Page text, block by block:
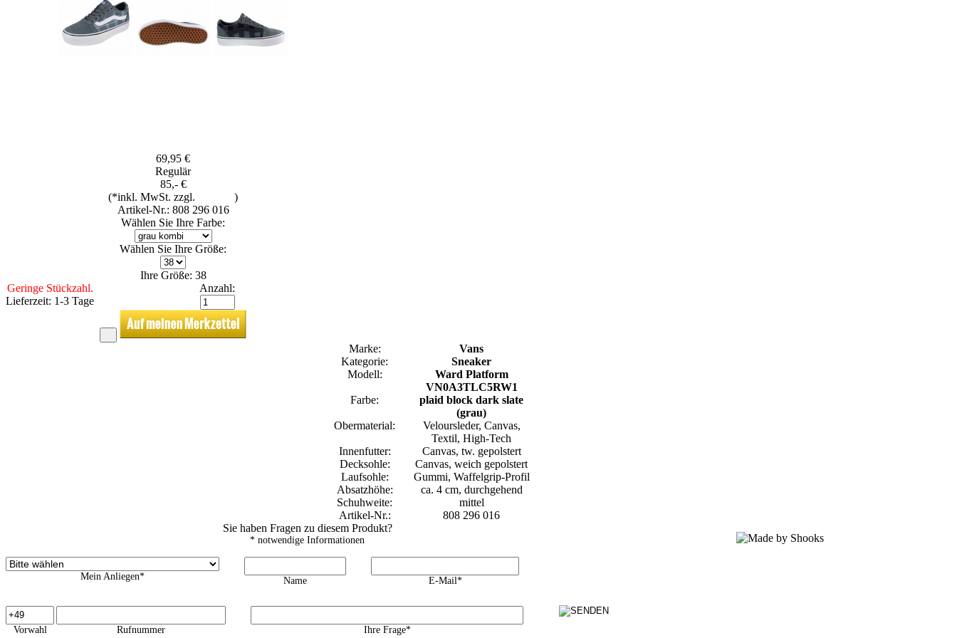
69,95 €
Regulär
85,- €
(*inkl. MwSt. zzgl.
)
Artikel-Nr.: 808 296 016
Wählen Sie Ihre Farbe:
Wählen Sie Ihre Größe:
Ihre Größe: 38
Geringe Stückzahl.
Lieferzeit: 1-3 Tage
Anzahl:
Marke:
Vans
Kategorie:
Sneaker
Modell:
Ward Platform
VN0A3TLC5RW1
Farbe:
plaid block dark slate
(grau)
Obermaterial:
Veloursleder, Canvas,
Textil, High-Tech
Innenfutter:
Canvas, tw. gepolstert
Decksohle:
Canvas, weich gepolstert
Laufsohle:
Gummi, Waffelgrip-Profil
Absatzhöhe:
ca. 4 cm, durchgehend
Schuhweite:
mittel
Artikel-Nr.:
808 296 016
Sie haben Fragen zu diesem Produkt?
* notwendige Informationen
Mein Anliegen* Name E-Mail*
Vorwahl Rufnummer Ihre Frage*